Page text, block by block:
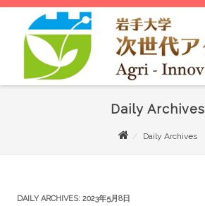
Daily Archives
Daily Archives
DAILY ARCHIVES: 2023年5月8日